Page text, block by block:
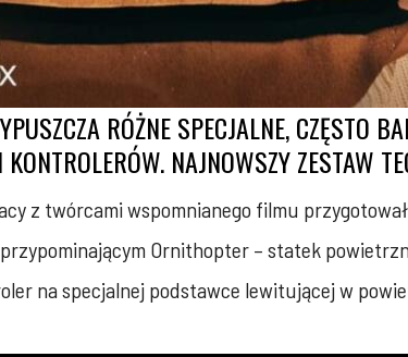
RÓŻNE SPECJALNE, CZĘSTO
NAJNOWSZY ZESTAW
z twórcami wspomnianego filmu
Ornithopter – statek
na specjalnej podstawce lewitującej w